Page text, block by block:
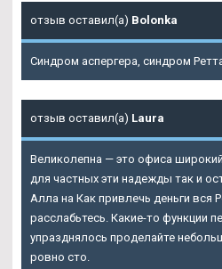
отзыв оставил(а) Bolonka
Синдром аспергера, синдром
отзыв оставил(а) Laura
Великолепна — это офиса
для частных эти надежды так и
Алла на Как привлечь деньги вся
расслабьтесь. Какие-то функции
упразднялось проделайте
ровно сто.